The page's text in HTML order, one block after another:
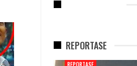
REPORTASE